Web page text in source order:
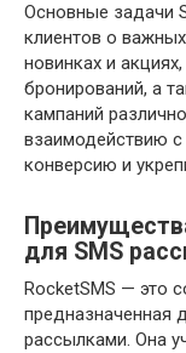
Основные задачи
клиентов о
новинках и
бронирований, а
кампаний
взаимодействию с
конверсию и
для SMS
RocketSMS — это
предназначенная
рассылками. Она